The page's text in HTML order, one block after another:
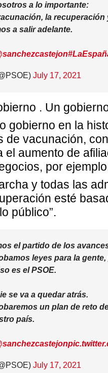
a lo importante:
la recuperación
a salir adelante.
July 17, 2021
. Un
gobierno en la
de vacunación,
el aumento de
por
y todas las
esté
público”.
el partido de los
leyes para la
es el PSOE.
se va a quedar atrás.
un plan de reto
país.
July 17, 2021